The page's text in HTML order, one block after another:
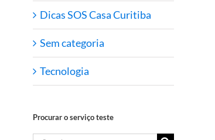
Dicas SOS Casa Curitiba
Sem categoria
Tecnologia
Procurar o serviço teste